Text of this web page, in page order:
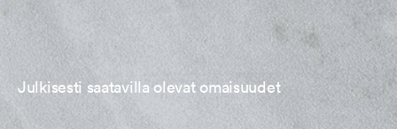
Julkisesti saatavilla olevat omaisuudet